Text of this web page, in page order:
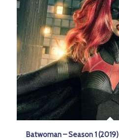
Batwoman – Season 1 (2019)